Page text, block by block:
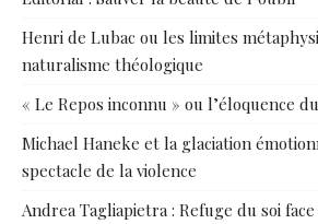
Henri de Lubac ou les limites
naturalisme théologique
« Le Repos inconnu » ou l’éloquence
Michael Haneke et la glaciation
spectacle de la violence
Andrea Tagliapietra : Refuge du soi